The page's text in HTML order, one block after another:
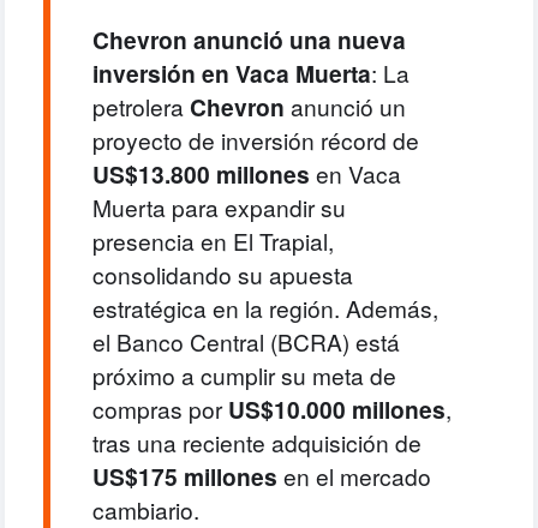
Chevron anunció una nueva
inversión en Vaca Muerta: La
petrolera Chevron anunció un
proyecto de inversión récord de
US$13.800 millones en Vaca
Muerta para expandir su
presencia en El Trapial,
consolidando su apuesta
estratégica en la región. Además,
el Banco Central (BCRA) está
próximo a cumplir su meta de
compras porUS$10.000 millones,
tras una reciente adquisición de
US$175 millones en el mercado
cambiario.